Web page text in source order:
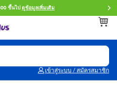
ขึ้นไป ดูข้อมูลเพิ่มเติม
เข้าสู่ระบบ / สมัครสมาชิก
รสวมบทบาทเป็นฮีโร่